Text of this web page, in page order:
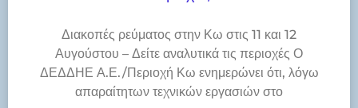
Διακοπές ρεύματος στην Κω στις 11 και 12
Αυγούστου – Δείτε αναλυτικά τις περιοχές Ο
ΔΕΔΔΗΕ Α.Ε./Περιοχή Κω ενημερώνει ότι, λόγω
απαραίτητων τεχνικών εργασιών στο